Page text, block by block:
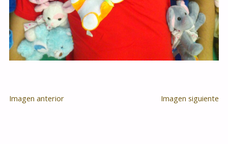
Imagen anterior Imagen siguiente